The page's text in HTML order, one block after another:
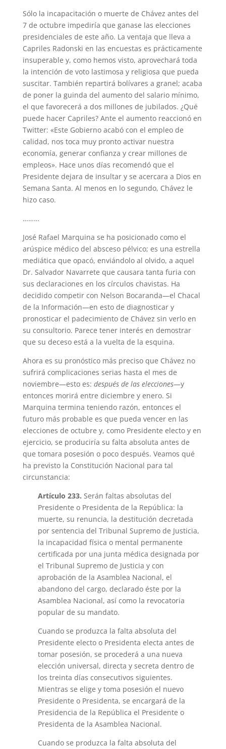
Sólo la incapacitación o muerte de Chávez antes del
7 de octubre impediría que ganase las elecciones
presidenciales de este año. La ventaja que lleva a
Capriles Radonski en las encuestas es prácticamente
insuperable y, como hemos visto, aprovechará toda
la intención de voto lastimosa y religiosa que pueda
suscitar. También repartirá bolívares a granel; acaba
de poner la guinda del aumento del salario mínimo,
el que favorecerá a dos millones de jubilados. ¿Qué
puede hacer Capriles? Ante el aumento reaccionó en
Twitter: «Este Gobierno acabó con el empleo de
calidad, nos toca muy pronto activar nuestra
economía, generar confianza y crear millones de
empleos». Hace unos días recomendó que el
Presidente dejara de insultar y se acercara a Dios en
Semana Santa. Al menos en lo segundo, Chávez le
hizo caso.
………
José Rafael Marquina se ha posicionado como el
arúspice médico del absceso pélvico; es una estrella
mediática que opacó, enviándolo al olvido, a aquel
Dr. Salvador Navarrete que causara tanta furia con
sus declaraciones en los círculos chavistas. Ha
decidido competir con Nelson Bocaranda—el Chacal
de la Información—en esto de diagnosticar y
pronosticar el padecimiento de Chávez sin verlo en
su consultorio. Parece tener interés en demostrar
que su deceso está a la vuelta de la esquina.
Ahora es su pronóstico más preciso que Chávez no
sufrirá complicaciones serias hasta el mes de
noviembre—esto es: después de las elecciones—y
entonces morirá entre diciembre y enero. Si
Marquina termina teniendo razón, entonces el
futuro más probable es que pueda vencer en las
elecciones de octubre y, como Presidente electo y en
ejercicio, se produciría su falta absoluta antes de
que tomara posesión o poco después. Veamos qué
ha previsto la Constitución Nacional para tal
circunstancia:
Artículo 233. Serán faltas absolutas del
Presidente o Presidenta de la República: la
muerte, su renuncia, la destitución decretada
por sentencia del Tribunal Supremo de Justicia,
la incapacidad física o mental permanente
certificada por una junta médica designada por
el Tribunal Supremo de Justicia y con
aprobación de la Asamblea Nacional, el
abandono del cargo, declarado éste por la
Asamblea Nacional, así como la revocatoria
popular de su mandato.
Cuando se produzca la falta absoluta del
Presidente electo o Presidenta electa antes de
tomar posesión, se procederá a una nueva
elección universal, directa y secreta dentro de
los treinta días consecutivos siguientes.
Mientras se elige y toma posesión el nuevo
Presidente o Presidenta, se encargará de la
Presidencia de la República el Presidente o
Presidenta de la Asamblea Nacional.
Cuando se produzca la falta absoluta del